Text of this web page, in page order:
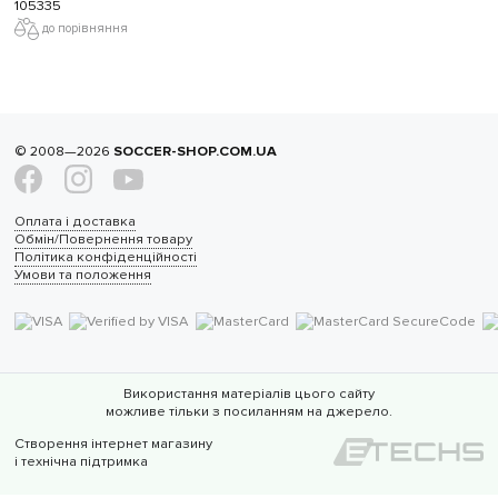
105335
до порівняння
© 2008—2026 SOCCER-SHOP.COM.UA
Оплата і доставка
Обмін/Повернення товару
Політика конфіденційності
Умови та положення
Використання матеріалів цього сайту
можливе тільки з посиланням на джерело.
Створення інтернет магазину
і технічна підтримка